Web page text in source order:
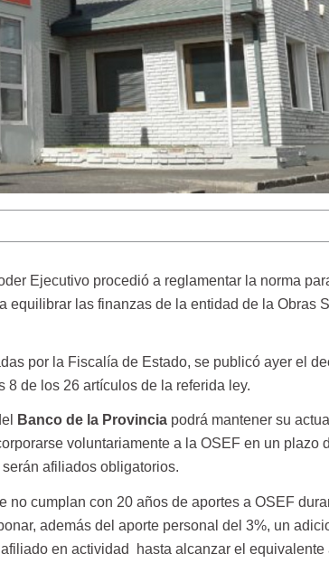
Ejecutivo procedió a reglamentar la norma
las finanzas de la entidad de la Obras
por la Fiscalía de Estado, se publicó ayer el
8 de los 26 artículos de la referida ley.
Banco de la Provinciapodrá mantener su actual
voluntariamente a la OSEF en un plazo
afiliados obligatorios.
no cumplan con 20 años de aportes a OSEF
además del aporte personal del 3%, un
en actividad hasta alcanzar el equivalente